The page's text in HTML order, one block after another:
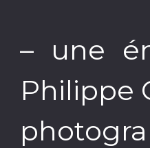
– une
Philippe